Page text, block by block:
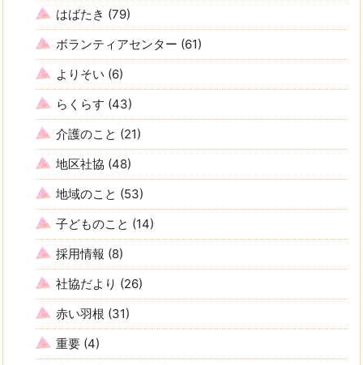
はばたき (79)
ボランティアセンター (61)
よりそい (6)
らくらす (43)
介護のこと (21)
地区社協 (48)
地域のこと (53)
子どものこと (14)
採用情報 (8)
社協だより (26)
赤い羽根 (31)
重要 (4)